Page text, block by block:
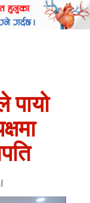
पायो